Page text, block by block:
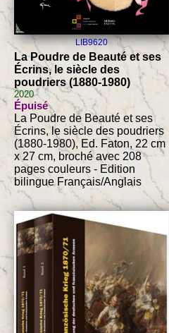
LIB9620
La Poudre de Beauté et ses
Écrins, le siècle des
poudriers (1880-1980)
2020
Épuisé
La Poudre de Beauté et ses
Écrins, le siècle des poudriers
(1880-1980), Ed. Faton, 22 cm
x 27 cm, broché avec 208
pages couleurs - Edition
bilingue Français/Anglais